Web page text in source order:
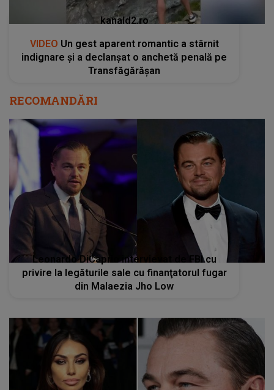
kanald2.ro
VIDEO Un gest aparent romantic a stârnit
indignare și a declanșat o anchetă penală pe
Transfăgărășan
RECOMANDĂRI
Leonardo DiCaprio intervievat de FBI cu
privire la legăturile sale cu finanţatorul fugar
din Malaezia Jho Low